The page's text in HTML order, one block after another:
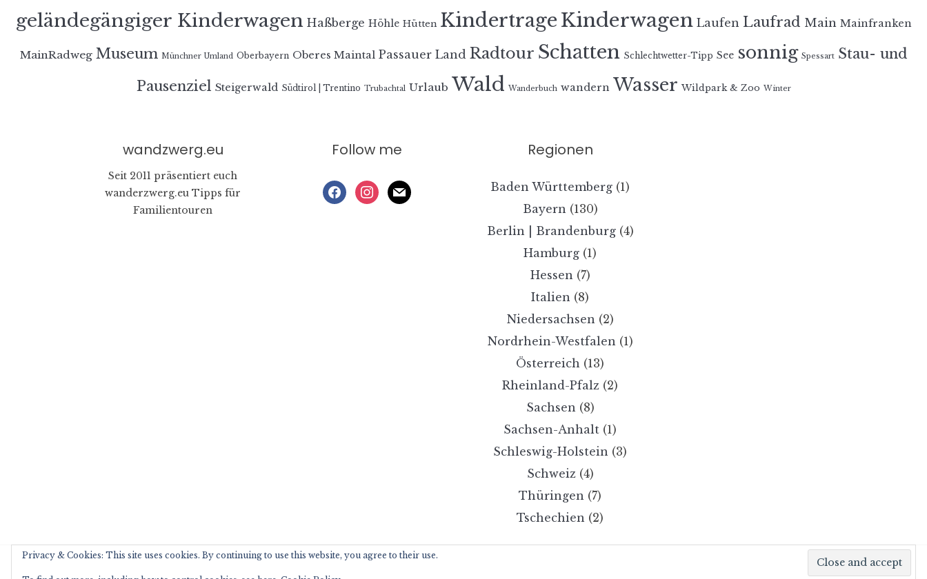
geländegängiger Kinderwagen Haßberge Höhle Hütten Kindertrage Kinderwagen Laufen Laufrad Main Mainfranken
MainRadweg Museum Münchner Umland Oberbayern Oberes Maintal Passauer Land Radtour Schatten Schlechtwetter-Tipp See sonnig Spessart Stau- und
Pausenziel Steigerwald Südtirol | Trentino Trubachtal Urlaub Wald Wanderbuch wandern Wasser Wildpark & Zoo Winter
wandzwerg.eu
Seit 2011 präsentiert euch
wanderzwerg.eu Tipps für
Familientouren
Follow me
facebookinstagram
mail
Regionen
Baden Württemberg (1)
Bayern (130)
Berlin | Brandenburg(4)
Hamburg (1)
Hessen (7)
Italien (8)
Niedersachsen (2)
Nordrhein-Westfalen (1)
Österreich (13)
Rheinland-Pfalz (2)
Sachsen (8)
Sachsen-Anhalt (1)
Schleswig-Holstein (3)
Schweiz(4)
Thüringen (7)
Tschechien (2)
Copyright © 2026 wanderzwerg.eu WPZOOM
Privacy & Cookies: This site uses cookies. By continuing to use this website, you agree to their use.